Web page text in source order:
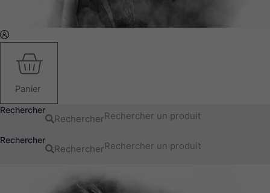
Panier
Rechercher
Rechercher
Rechercher
Rechercher